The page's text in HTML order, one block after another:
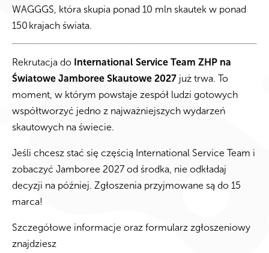
WAGGGS, która skupia ponad 10 mln skautek w ponad
150 krajach świata.
Rekrutacja do International Service Team ZHP na
Światowe Jamboree Skautowe 2027 już trwa. To
moment, w którym powstaje zespół ludzi gotowych
współtworzyć jedno z najważniejszych wydarzeń
skautowych na świecie.
Jeśli chcesz stać się częścią International Service Team i
zobaczyć Jamboree 2027 od środka, nie odkładaj
decyzji na później. Zgłoszenia przyjmowane są do 15
marca!
Szczegółowe informacje oraz formularz zgłoszeniowy
znajdziesz